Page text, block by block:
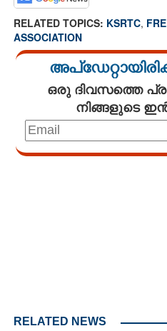
RELATED TOPICS: KSRTC,
ASSOCIATION
ഒരു ദിവസത്തെ
നിങ്ങളുടെ
RELATED NEWS